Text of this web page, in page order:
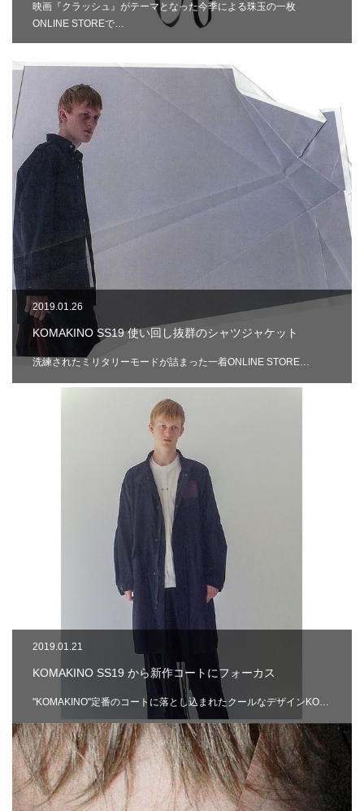
映画『クラッシュ』がテーマとなった今季による珠玉の一枚
ONLINE STOREで…
2019.01.26
KOMAKINO SS19 使い回し抜群のシャツジャケット
洗練されたミリタリーモードが詰まった一着ONLINE STORE…
2019.01.21
KOMAKINO SS19 から新作コートにフォーカス
"KOMAKINO"定番のコートに落とし込まれたクールなデザインKO…